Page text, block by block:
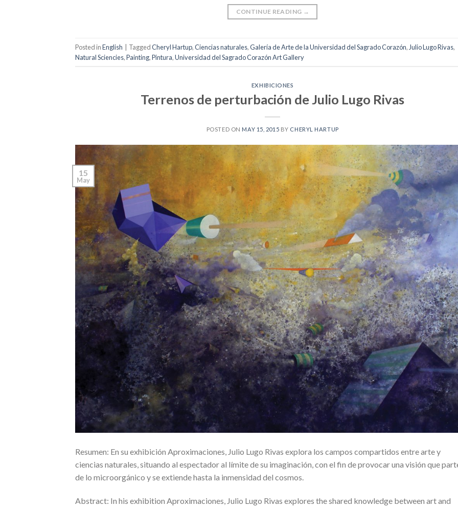
CONTINUE READING →
Posted inEnglish | TaggedCheryl Hartup,Ciencias naturales,Galería de Arte de la Universidad del Sagrado Corazón, Julio Lugo Rivas,
Natural Sciencies,Painting,Pintura,Universidad del Sagrado Corazón Art Gallery
EXHIBICIONES
Terrenos de perturbación de Julio Lugo Rivas
POSTED ON MAY 15, 2015 BY CHERYL HARTUP
15
May
Resumen: En su exhibición Aproximaciones, Julio Lugo Rivas explora los campos compartidos entre arte y
ciencias naturales, situando al espectador al límite de su imaginación, con el fin de provocar una visión que
de lo microorgánico y se extiende hasta la inmensidad del cosmos.
Abstract: In his exhibition Aproximaciones, Julio Lugo Rivas explores the shared knowledge between art and